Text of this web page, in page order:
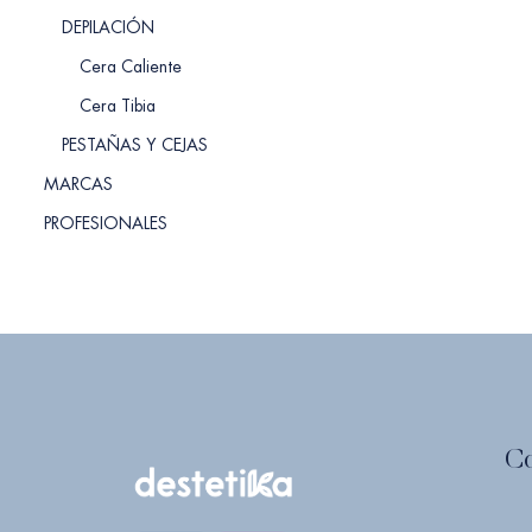
DEPILACIÓN
Cera Caliente
Cera Tibia
PESTAÑAS Y CEJAS
MARCAS
PROFESIONALES